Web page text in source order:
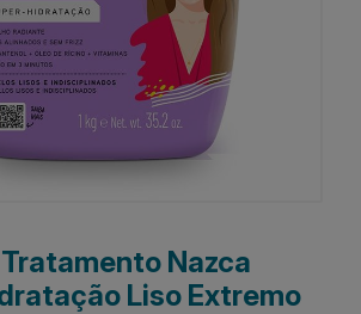
Nazca
Liso Extremo